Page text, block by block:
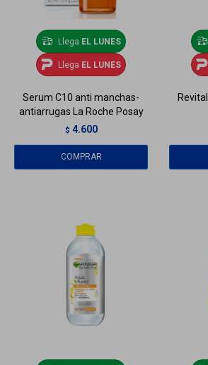
Llega EL LUNES
Llega EL LUNES
Serum C10 anti manchas-
antiarrugas La Roche Posay
$ 4.600